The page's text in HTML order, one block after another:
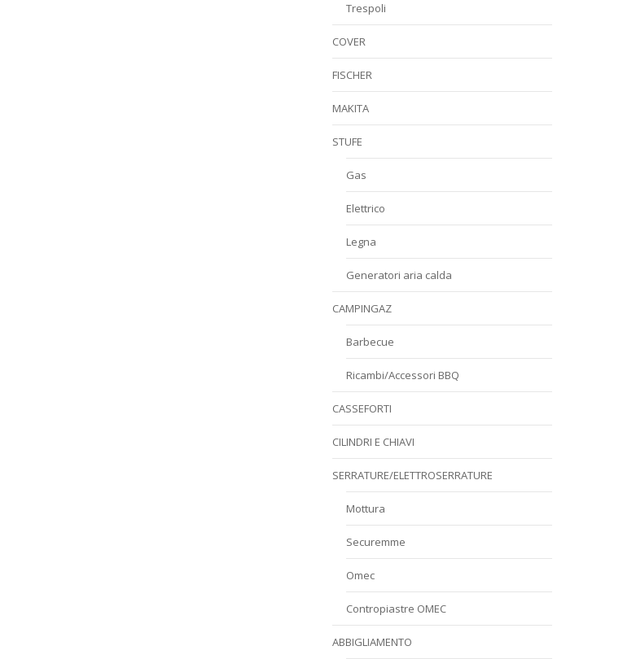
Trespoli
COVER
FISCHER
MAKITA
STUFE
Gas
Elettrico
Legna
Generatori aria calda
CAMPINGAZ
Barbecue
Ricambi/Accessori BBQ
CASSEFORTI
CILINDRI E CHIAVI
SERRATURE/ELETTROSERRATURE
Mottura
Securemme
Omec
Contropiastre OMEC
ABBIGLIAMENTO